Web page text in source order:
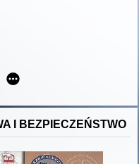
jej sądowa kontrola
I BEZPIECZEŃSTWO